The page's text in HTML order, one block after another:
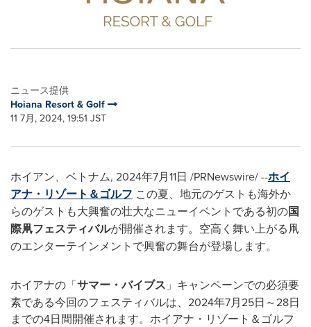
ニュース提供
Hoiana Resort & Golf
11 7月, 2024, 19:51 JST
ホイアン、ベトナム, 2024年7月11日 /PRNewswire/ --ホイ
アナ・リゾート＆ゴルフ この夏、地元のゲストも海外か
らのゲストも大興奮の壮大なニューイベントである初の国
際凧フェスティバルが開催されます。空高く舞い上がる凧
のエンターテインメントで興奮の舞台が登場します。
ホイアナの「サマー・バイブス 」キャンペーンでの必須要
素である今回のフェスティバルは、2024年7月25日～28日
までの4日間開催されます。ホイアナ・リゾート＆ゴルフ